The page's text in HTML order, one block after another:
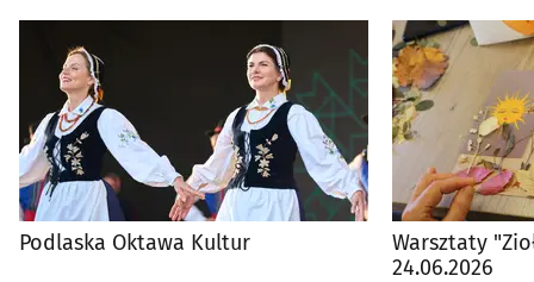
Podlaska Oktawa Kultur
Warsztaty
24.06.2026